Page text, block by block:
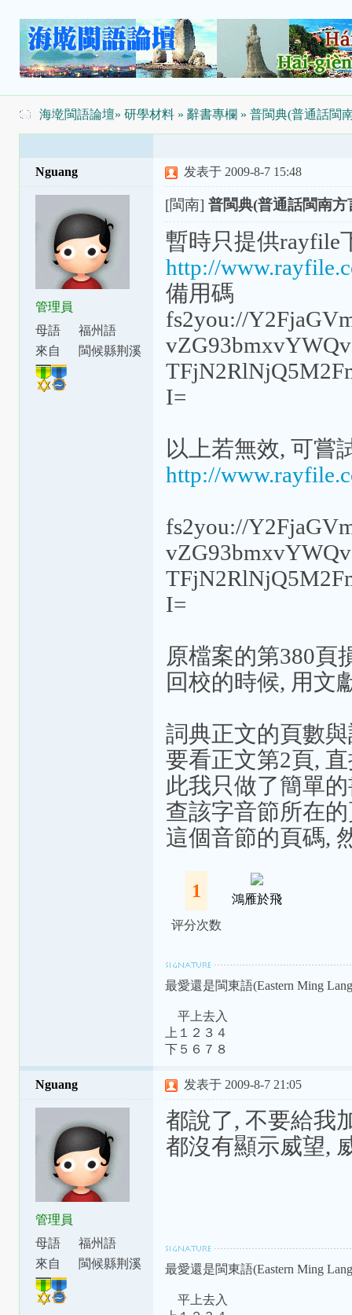
海墘閩語論壇» 研學材料» 辭書專欄 » 普閩典(普通話閩
Nguang
管理員
母語
福州語
來自
閩候縣荆溪
发表于 2009-8-7 15:48
[閩南] 普閩典(普通話閩南方
暫時只提供rayfile
http://
備用碼
fs2you://
I=
以上若無效, 可嘗
http://
fs2you://
I=
原檔案的第380頁
回校的時候, 用文
詞典正文的頁數
要看正文第2頁,
此我只做了簡單
查該字音節所在
這個音節的頁碼,
1
评分次数
鴻雁於飛
最愛還是閩東語(Eastern Ming
平上去入
上１２３４
下５６７８
Nguang
管理員
母語
福州語
來自
閩候縣荆溪
发表于 2009-8-7 21:05
都說了, 不要給我
都沒有顯示威望,
最愛還是閩東語(Eastern Ming
平上去入